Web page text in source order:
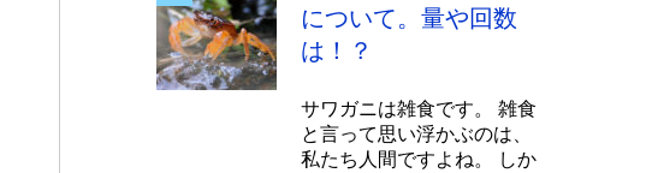
について。量や回数
は！？
サワガニは雑食です。 雑食
と言って思い浮かぶのは、
私たち人間ですよね。 しか